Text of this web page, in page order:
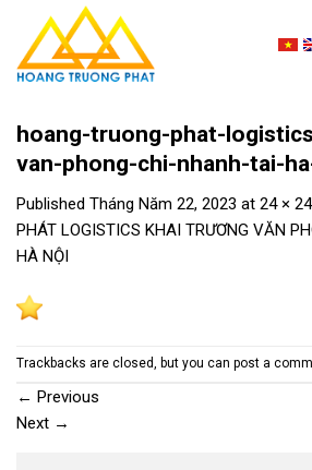
content
hoang-truong-phat-
van-phong-chi-nhanh-tai-
Published Tháng Năm 22, 2023 at 24 × 24
PHÁT LOGISTICS KHAI TRƯƠNG VĂN
HÀ NỘI
Trackbacks are closed, but you can post a
← Previous
Next →